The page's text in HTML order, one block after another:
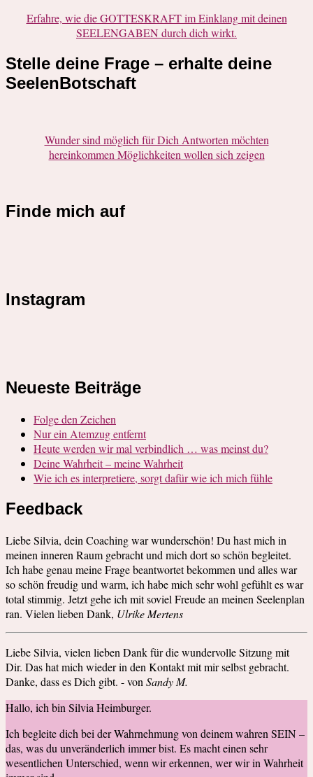
Erfahre, wie die GOTTESKRAFT im Einklang mit deinen
SEELENGABEN durch dich wirkt.
Stelle deine Frage – erhalte deine
SeelenBotschaft
Wunder sind möglich für Dich Antworten möchten
hereinkommen Möglichkeiten wollen sich zeigen
Finde mich auf
Instagram
Neueste Beiträge
Folge den Zeichen
Nur ein Atemzug entfernt
Heute werden wir mal verbindlich … was meinst du?
Deine Wahrheit – meine Wahrheit
Wie ich es interpretiere, sorgt dafür wie ich mich fühle
Feedback
Liebe Silvia, dein Coaching war wunderschön! Du hast mich in
meinen inneren Raum gebracht und mich dort so schön begleitet.
Ich habe genau meine Frage beantwortet bekommen und alles war
so schön freudig und warm, ich habe mich sehr wohl gefühlt es war
total stimmig. Jetzt gehe ich mit soviel Freude an meinen Seelenplan
ran. Vielen lieben Dank, Ulrike Mertens
Liebe Silvia, vielen lieben Dank für die wundervolle Sitzung mit
Dir. Das hat mich wieder in den Kontakt mit mir selbst gebracht.
Danke, dass es Dich gibt. - von Sandy M.
Hallo, ich bin Silvia Heimburger.
Ich begleite dich bei der Wahrnehmung von deinem wahren SEIN –
das, was du unveränderlich immer bist. Es macht einen sehr
wesentlichen Unterschied, wenn wir erkennen, wer wir in Wahrheit